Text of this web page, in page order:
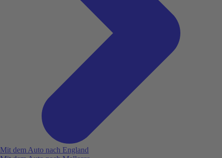
Mit dem Auto nach England